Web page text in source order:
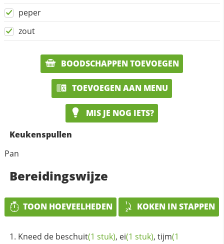
peper
zout
BOODSCHAPPEN TOEVOEGEN
TOEVOEGEN AAN MENU
MIS JE NOG IETS?
Keukenspullen
Pan
Bereidingswijze
TOON HOEVEELHEDEN KOKEN IN STAPPEN
Kneed de beschuit(1 stuk), ei(1 stuk), tijm(1